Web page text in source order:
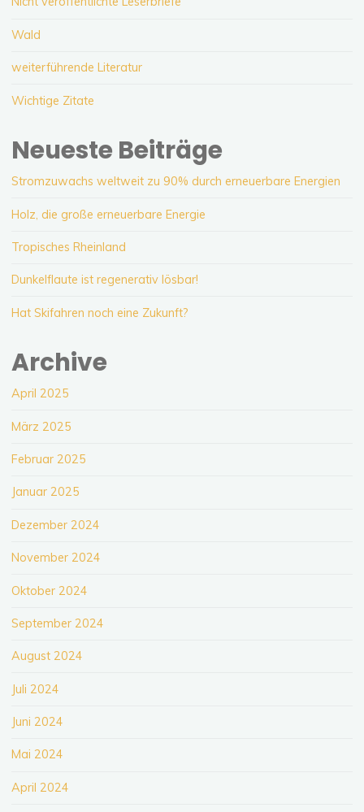
Wald
weiterführende Literatur
Wichtige Zitate
Neueste Beiträge
Stromzuwachs weltweit zu 90% durch erneuerbare Energien
Holz, die große erneuerbare Energie
Tropisches Rheinland
Dunkelflaute ist regenerativ lösbar!
Hat Skifahren noch eine Zukunft?
Archive
April 2025
März 2025
Februar 2025
Januar 2025
Dezember 2024
November 2024
Oktober 2024
September 2024
August 2024
Juli 2024
Juni 2024
Mai 2024
April 2024